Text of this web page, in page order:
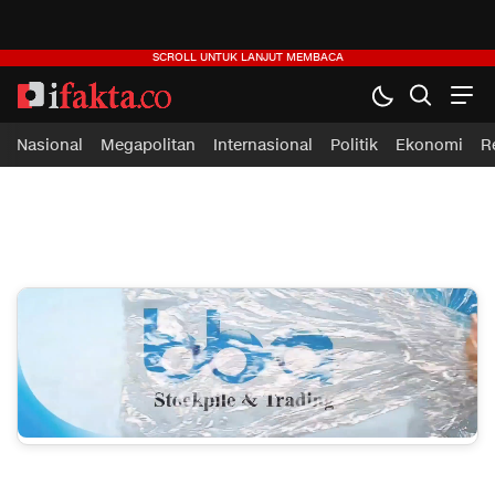
Nasional Megapolitan Internasional Politik Ekonomi